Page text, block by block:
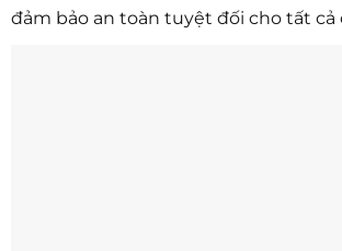
đảm bảo an toàn tuyệt đối cho tất cả